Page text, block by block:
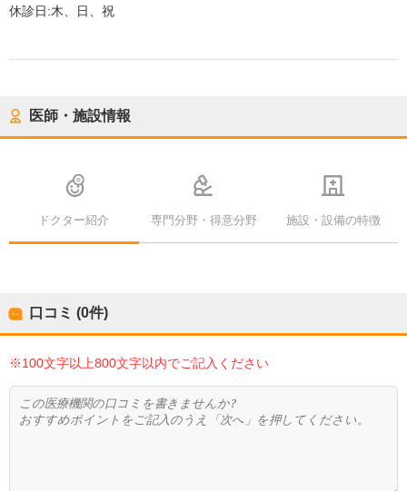
休診日:木、日、祝
医師・施設情報
ドクター紹介 専門分野・得意分野 施設・設備の特徴
口コミ (0件)
※100文字以上800文字以内でご記入ください